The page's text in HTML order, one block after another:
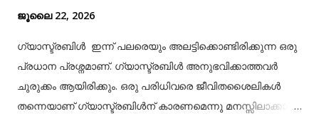
ജൂലൈ 22, 2026
ഗ്യാസ്ട്രബിൾ ഇന്ന് പലരെയും അലട്ടിക്കൊണ്ടിരിക്കുന്ന ഒരു
പ്രധാന പ്രശ്നമാണ്. ഗ്യാസ്ട്രബിൾ അനുഭവിക്കാത്തവർ
ചുരുക്കം ആയിരിക്കും. ഒരു പരിധിവരെ ജീവിതശൈലികൾ
തന്നെയാണ് ഗ്യാസ്ട്രബിൾന് കാരണമെന്നു മനസ്സിലാക്കാം.